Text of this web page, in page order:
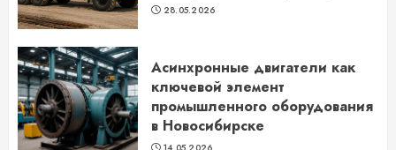
28.05.2026
Асинхронные двигатели как
ключевой элемент
промышленного оборудования
в Новосибирске